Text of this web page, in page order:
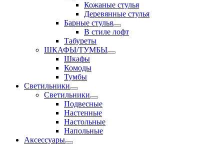
Кожаные стулья
Деревянные стулья
Барные стулья
В стиле лофт
Табуреты
ШКАФЫ/ТУМБЫ
Шкафы
Комоды
Тумбы
Светильники
Светильники
Подвесные
Настенные
Настольные
Напольные
Аксессуары